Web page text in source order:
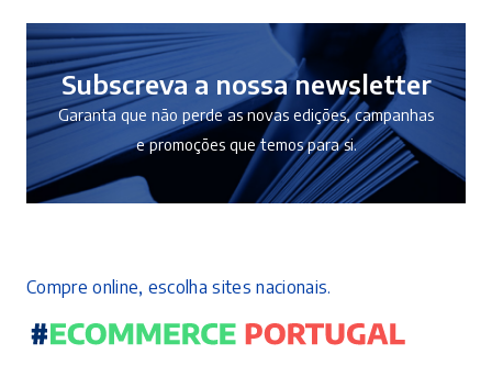
Subscreva a nossa newsletter
Garanta que não perde as novas edições, campanhas
e promoções que temos para si.
Compre online, escolha sites nacionais.